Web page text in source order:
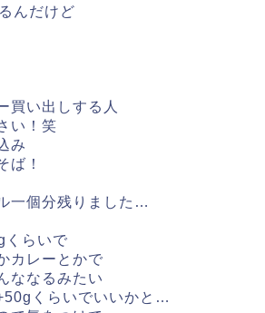
んだけど
買い出しする人
い！笑
み
ば！
一個分残りました…
くらいで
カレーとかで
ななるみたい
くらいでいいかと…